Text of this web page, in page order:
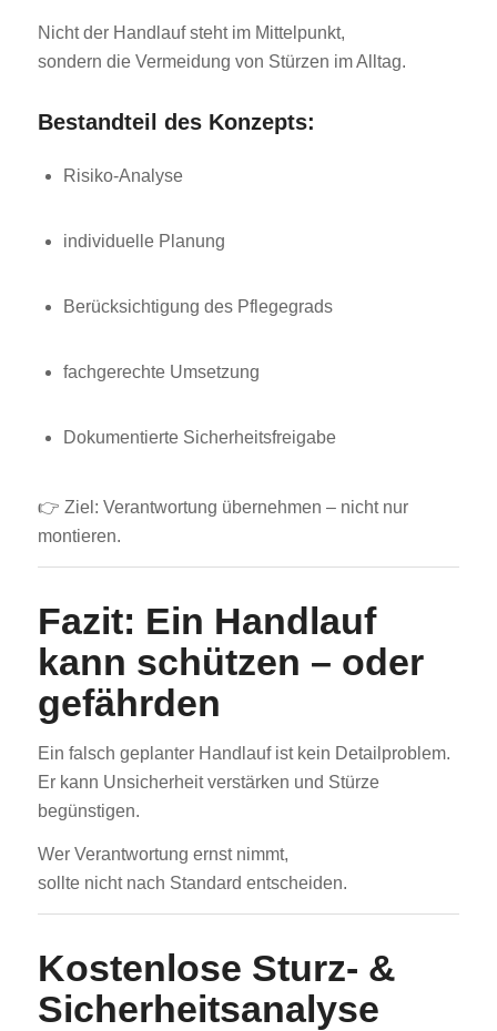
Nicht der Handlauf steht im Mittelpunkt,
sondern die Vermeidung von Stürzen im Alltag.
Bestandteil des Konzepts:
Risiko-Analyse
individuelle Planung
Berücksichtigung des Pflegegrads
fachgerechte Umsetzung
Dokumentierte Sicherheitsfreigabe
👉 Ziel: Verantwortung übernehmen – nicht nur
montieren.
Fazit: Ein Handlauf
kann schützen – oder
gefährden
Ein falsch geplanter Handlauf ist kein Detailproblem.
Er kann Unsicherheit verstärken und Stürze
begünstigen.
Wer Verantwortung ernst nimmt,
sollte nicht nach Standard entscheiden.
Kostenlose Sturz- &
Sicherheitsanalyse